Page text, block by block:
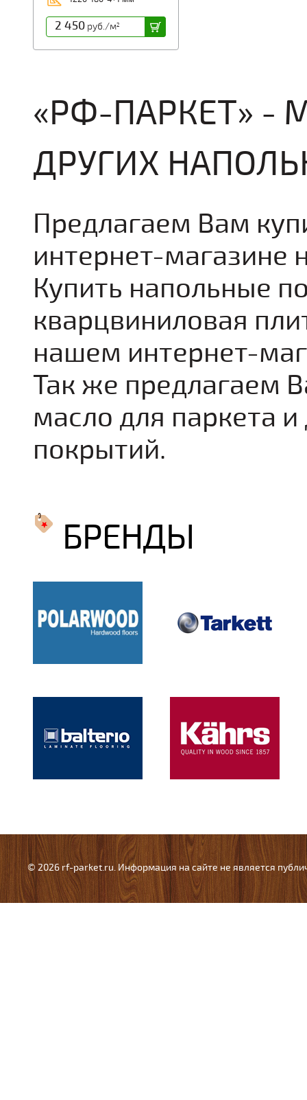
2 450руб./м2
«РФ-ПАРКЕТ» -
ДРУГИХ
Предлагаем Вам
интернет-магазине
Купить напольные
кварцвиниловая
нашем интернет-
Так же предлагаем
масло для паркета
покрытий.
БРЕНДЫ
© 2026 rf-parket.ru. Информация на сайте не является